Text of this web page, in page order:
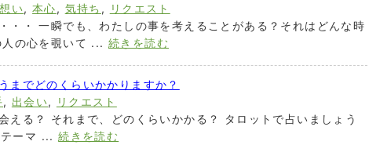
い,本心, 気持ち ,
リクエスト
・・ 一瞬でも、わたしの事を考えることがある？それはどんな時
の心を覗いて ... 続きを読む
までどのくらいかかりますか？
, 出会い,
リクエスト
える？ それまで、どのくらいかかる？ タロットで占いましょう
テーマ ...続きを読む